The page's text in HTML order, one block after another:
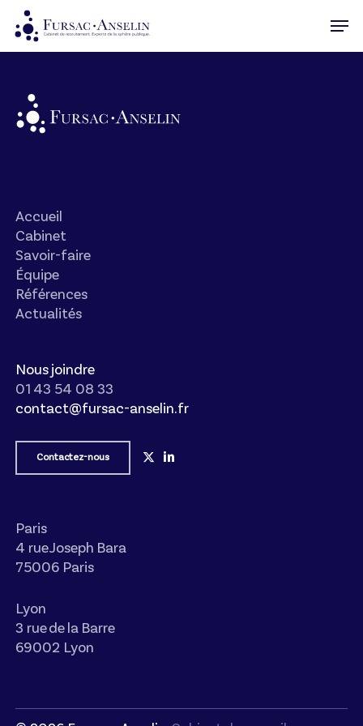
Skip
Accueil
Cabinet
Savoir-faire
Équipe
Références
Actualités
Nous joindre
01 43 54 08 33
contact@fursac-anselin.fr
Contactez-nous
Paris
4 rue Joseph Bara
75006 Paris
Lyon
3 rue de la Barre
69002 Lyon
Close